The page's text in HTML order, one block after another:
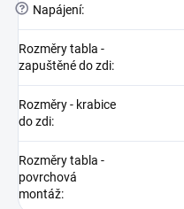
? Napájení:
Rozměry tabla -
zapuštěné do zdi:
Rozměry - krabice
do zdi:
Rozměry tabla -
povrchová
montáž: